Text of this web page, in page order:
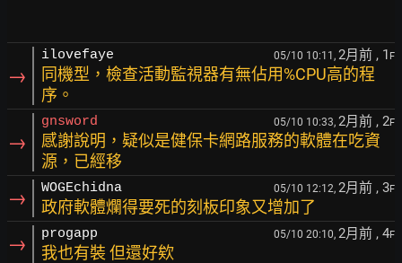
→
ilovefaye 05/10 10:11, 2月前 , 1 F
同機型，檢查活動監視器有無佔用%CPU高的程
序。
→
gnsword 05/10 10:33, 2月前 , 2F
感謝說明，疑似是健保卡網路服務的軟體在吃資
源，已經移
→ WOGEchidna 05/10 12:12, 2月前 , 3F
政府軟體爛得要死的刻板印象又增加了
→ progapp 05/10 20:10, 2月前 , 4F
我也有裝 但還好欸